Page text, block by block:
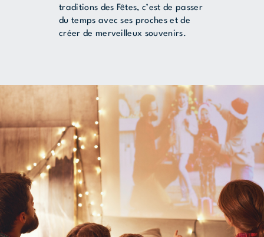
traditions des Fêtes, c’est de passer
du temps avec ses proches et de
créer de merveilleux souvenirs.